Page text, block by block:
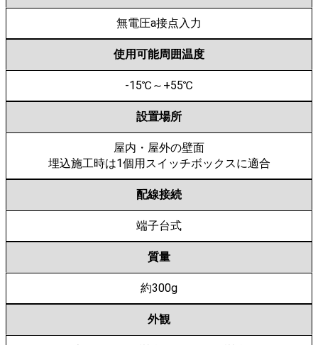
無電圧a接点入力
使用可能周囲温度
-15℃～+55℃
設置場所
屋内・屋外の壁面
埋込施工時は1個用スイッチボックスに適合
配線接続
端子台式
質量
約300g
外観